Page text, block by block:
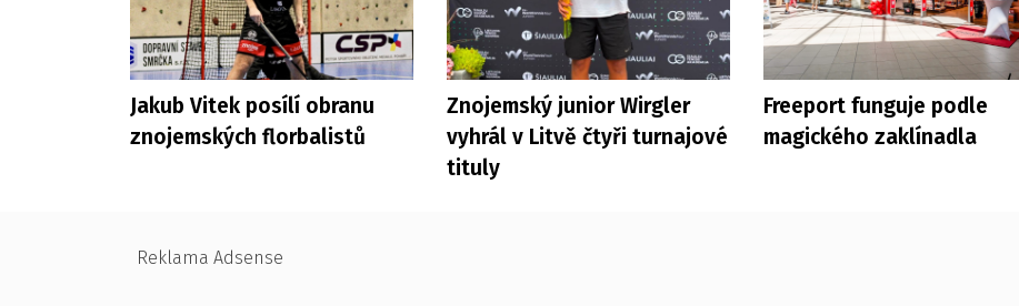
Jakub Vitek posílí obranu
znojemských florbalistů
Znojemský junior Wirgler
vyhrál v Litvě čtyři turnajové
tituly
Freeport funguje podle
magického zaklínadla
Reklama Adsense